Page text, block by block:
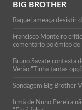
BIG BROTHER
Raquel ameaça desistir
Francisco Monteiro
comentário polémico de
Bruno Savate contexta
Verão:”Tinha tantas
Sondagem Big Brother
Irmã de Nuno Pereira